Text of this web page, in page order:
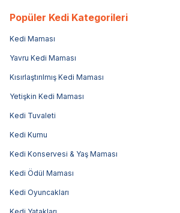
Popüler Kedi Kategorileri
Kedi Maması
Yavru Kedi Maması
Kısırlaştırılmış Kedi Maması
Yetişkin Kedi Maması
Kedi Tuvaleti
Kedi Kumu
Kedi Konservesi & Yaş Maması
Kedi Ödül Maması
Kedi Oyuncakları